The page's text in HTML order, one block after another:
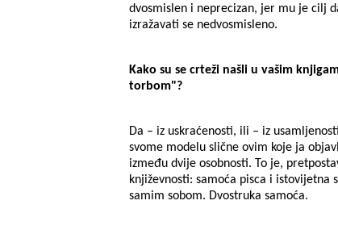
dvosmislen i neprecizan, jer mu je cilj
izražavati se nedvosmisleno.
Kako su se crteži našli u vašim
torbom"?
Da – iz uskraćenosti, ili – iz
svome modelu slične ovim koje ja
između dvije osobnosti. To je,
književnosti: samoća pisca i
samim sobom. Dvostruka samoća.